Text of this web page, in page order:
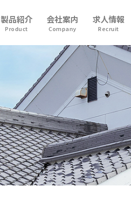
製品紹介
Product
会社案内
Company
求人情報
Recruit